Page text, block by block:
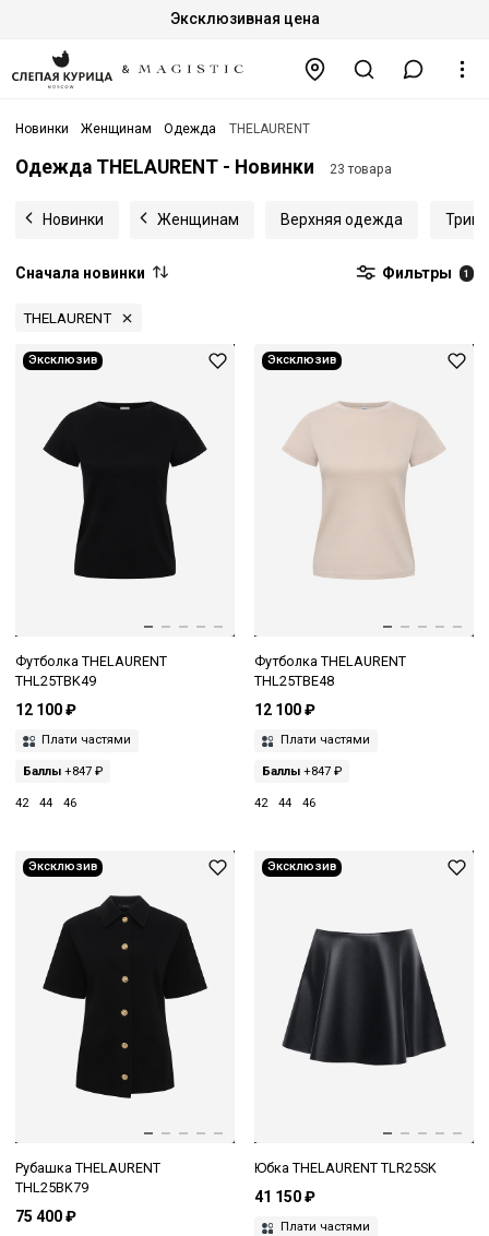
Эксклюзивная цена
Новинки Женщинам Одежда THELAURENT
Одежда THELAURENT - Новинки 23 товара
Новинки Женщинам Верхняя одежда
Сначала новинки Фильтры 1
THELAURENT
Эксклюзив
Футболка THELAURENT
THL25TBK49
12 100 ₽
Плати частями
Баллы +847 ₽
42 44 46
Эксклюзив
Футболка THELAURENT
THL25TBE48
12 100 ₽
Плати частями
Баллы+847 ₽
42 44 46
Эксклюзив
Рубашка THELAURENT
THL25BK79
75 400 ₽
Эксклюзив
Юбка THELAURENT TLR25SK
41 150 ₽
Плати частями